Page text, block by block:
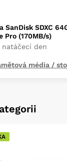
SanDisk SDXC
Pro (170MB/s)
natáčecí den
média /